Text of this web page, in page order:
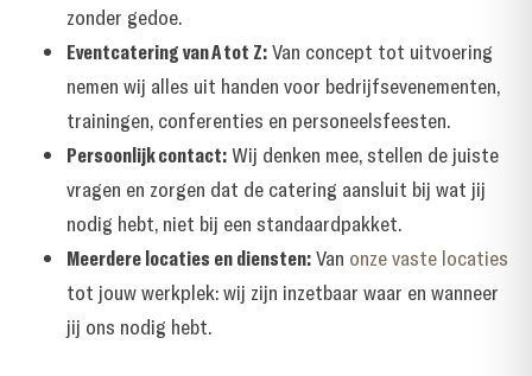
zonder gedoe.
Eventcatering van A tot Z:Van concept tot uitvoering
nemen wij alles uit handen voor bedrijfsevenementen,
trainingen, conferenties en personeelsfeesten.
Persoonlijk contact:Wij denken mee, stellen de juiste
vragen en zorgen dat de catering aansluit bij wat jij
nodig hebt, niet bij een standaardpakket.
Meerdere locaties en diensten:Van onze vaste locaties
tot jouw werkplek: wij zijn inzetbaar waar en wanneer
jij ons nodig hebt.